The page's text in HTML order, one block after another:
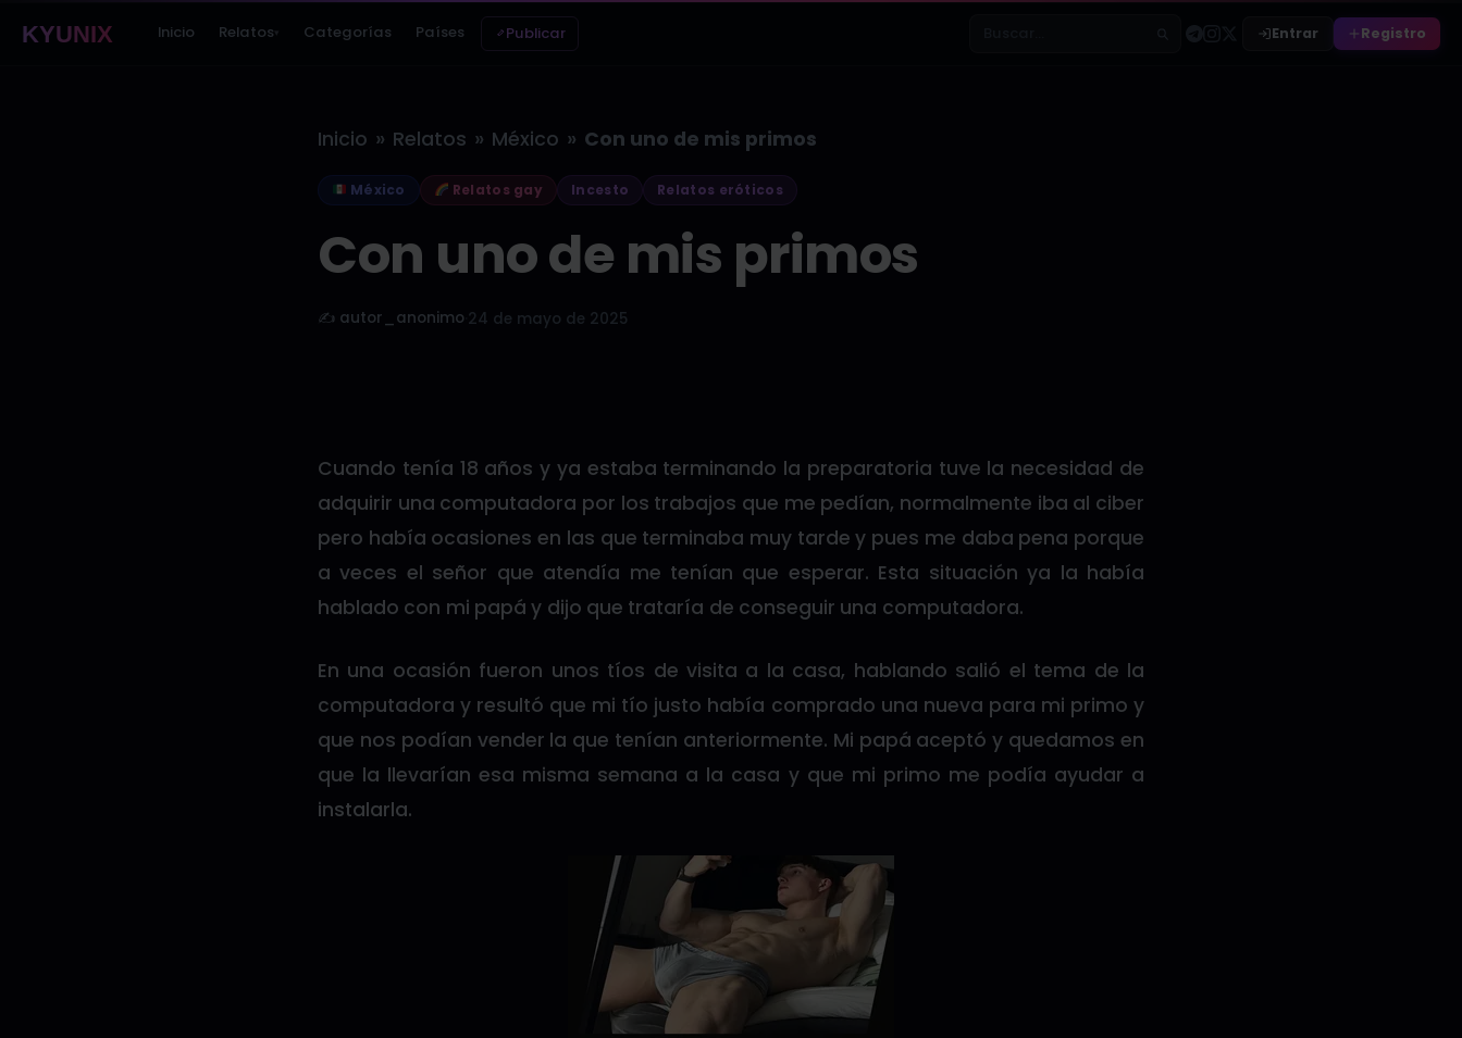
KYUNIX Inicio Relatos▾ Categorías Países Publicar Entrar Registro
Inicio » Relatos » México » Con uno de mis primos
México Relatos gay Incesto Relatos eróticos
Con uno de mis primos
✍️ autor_anonimo 24 de mayo de 2025
Cuando tenía 18 años y ya estaba terminando la preparatoria tuve la necesidad de
adquirir una computadora por los trabajos que me pedían, normalmente iba al ciber
pero había ocasiones en las que terminaba muy tarde y pues me daba pena porque
a veces el señor que atendía me tenían que esperar. Esta situación ya la había
hablado con mi papá y dijo que trataría de conseguir una computadora.
En una ocasión fueron unos tíos de visita a la casa, hablando salió el tema de la
computadora y resultó que mi tío justo había comprado una nueva para mi primo y
que nos podían vender la que tenían anteriormente. Mi papá aceptó y quedamos en
que la llevarían esa misma semana a la casa y que mi primo me podía ayudar a
instalarla.